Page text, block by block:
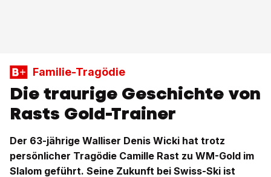
Familie-Tragödie
Die traurige Geschichte von
Rasts Gold-Trainer
Der 63-jährige Walliser Denis Wicki hat trotz
persönlicher Tragödie Camille Rast zu WM-Gold im
Slalom geführt. Seine Zukunft bei Swiss-Ski ist